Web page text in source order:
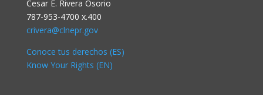
Cesar E. Rivera Osorio
787-953-4700 x.400
crivera@clnepr.gov
Conoce tus derechos (ES)
Know Your Rights (EN)